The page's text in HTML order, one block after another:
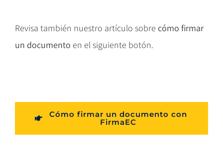
Revisa también nuestro artículo sobre cómo firmar
un documento en el siguiente botón.
Cómo firmar un documento con
FirmaEC